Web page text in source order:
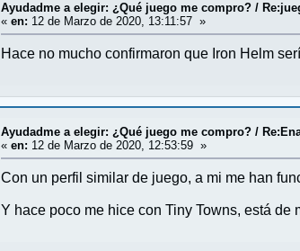
Ayudadme a elegir: ¿Qué juego me compro? /
«en: 12 de Marzo de 2020, 13:11:57 »
Hace no mucho confirmaron que Iron Helm
Ayudadme a elegir: ¿Qué juego me compro? /
«en: 12 de Marzo de 2020, 12:53:59 »
Con un perfil similar de juego, a mi me han
Y hace poco me hice con Tiny Towns, está